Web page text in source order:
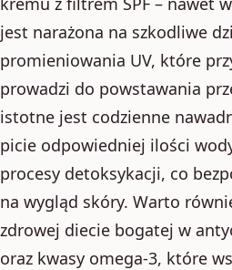
jest narażona na szkodliwe
promieniowania UV, które
prowadzi do powstawania
istotne jest codzienne
picie odpowiedniej ilości
procesy detoksykacji, co
na wygląd skóry. Warto
zdrowej diecie bogatej w
oraz kwasy omega-3, które